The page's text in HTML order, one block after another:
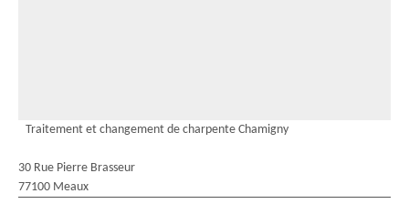
Traitement et changement de charpente Chamigny
30 Rue Pierre Brasseur
77100 Meaux